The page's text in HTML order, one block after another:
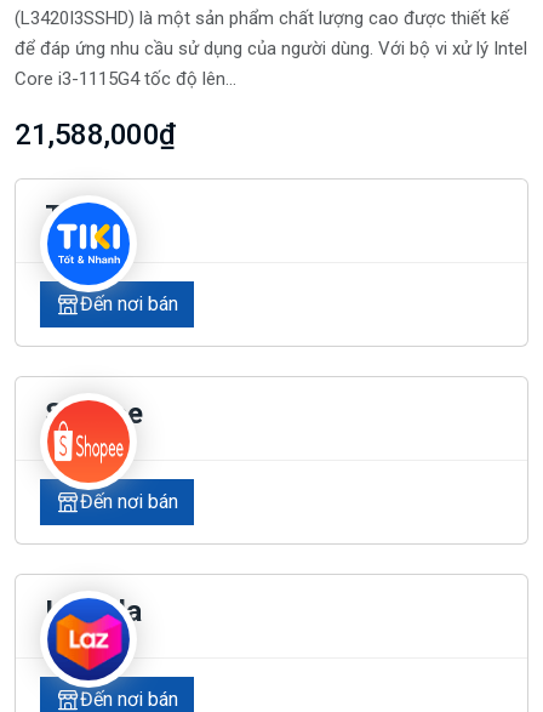
(L3420I3SSHD) là một sản phẩm chất lượng cao được thiết kế
để đáp ứng nhu cầu sử dụng của người dùng. Với bộ vi xử lý Intel
Core i3-1115G4 tốc độ lên...
21,588,000₫
Tiki
Đến nơi bán
Shopee
Đến nơi bán
Lazada
Đến nơi bán